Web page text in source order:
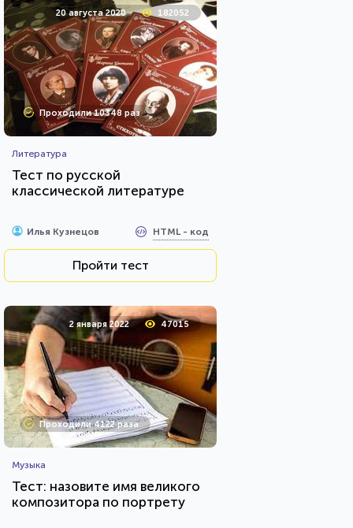
20 августа 2020 182052
Проходили 10348 раз
Литература
Тест по русской
классической литературе
Илья Кузнецов HTML - код
Пройти тест
2 января 2022 47015
Проходили 4122 раза
Музыка
Тест: назовите имя великого
композитора по портрету